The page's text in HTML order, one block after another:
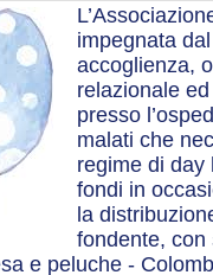
impegnata
accoglienza,
relazionale
presso
malati che
regime di day
fondi in
la
fondente, con
e peluche -